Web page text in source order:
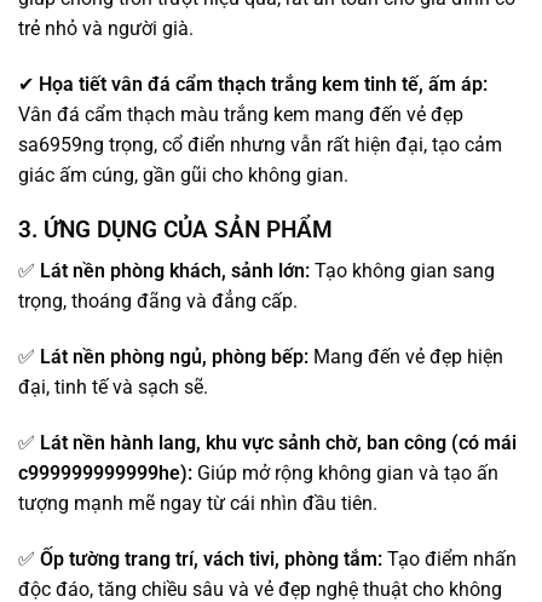
trẻ nhỏ và người già.
✔ Họa tiết vân đá cẩm thạch trắng kem tinh tế, ấm áp:
Vân đá cẩm thạch màu trắng kem mang đến vẻ đẹp
sa6959ng trọng, cổ điển nhưng vẫn rất hiện đại, tạo cảm
giác ấm cúng, gần gũi cho không gian.
3. ỨNG DỤNG CỦA SẢN PHẨM
✅ Lát nền phòng khách, sảnh lớn: Tạo không gian sang
trọng, thoáng đãng và đẳng cấp.
✅ Lát nền phòng ngủ, phòng bếp: Mang đến vẻ đẹp hiện
đại, tinh tế và sạch sẽ.
✅ Lát nền hành lang, khu vực sảnh chờ, ban công (có mái
c999999999999he): Giúp mở rộng không gian và tạo ấn
tượng mạnh mẽ ngay từ cái nhìn đầu tiên.
✅ Ốp tường trang trí, vách tivi, phòng tắm: Tạo điểm nhấn
độc đáo, tăng chiều sâu và vẻ đẹp nghệ thuật cho không